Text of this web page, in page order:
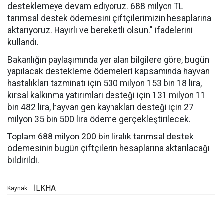
desteklemeye devam ediyoruz. 688 milyon TL
tarımsal destek ödemesini çiftçilerimizin hesaplarına
aktarıyoruz. Hayırlı ve bereketli olsun." ifadelerini
kullandı.
Bakanlığın paylaşımında yer alan bilgilere göre, bugün
yapılacak destekleme ödemeleri kapsamında hayvan
hastalıkları tazminatı için 530 milyon 153 bin 18 lira,
kırsal kalkınma yatırımları desteği için 131 milyon 11
bin 482 lira, hayvan gen kaynakları desteği için 27
milyon 35 bin 500 lira ödeme gerçekleştirilecek.
Toplam 688 milyon 200 bin liralık tarımsal destek
ödemesinin bugün çiftçilerin hesaplarına aktarılacağı
bildirildi.
Kaynak: İLKHA